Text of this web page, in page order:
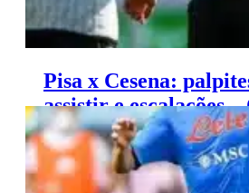
Pisa x Cesena:
assistir e escalações –
Itália (25/09)